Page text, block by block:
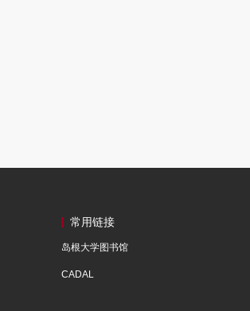
常用链接
岛根大学图书馆
CADAL